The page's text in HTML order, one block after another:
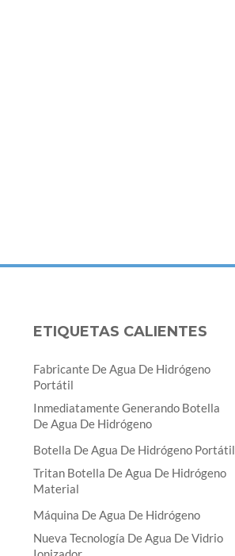
ETIQUETAS CALIENTES
Fabricante De Agua De Hidrógeno
Portátil
Inmediatamente Generando Botella
De Agua De Hidrógeno
Botella De Agua De Hidrógeno Portátil
Tritan Botella De Agua De Hidrógeno
Material
Máquina De Agua De Hidrógeno
Nueva Tecnología De Agua De Vidrio